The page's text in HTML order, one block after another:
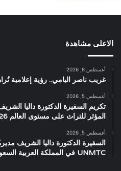
الاعلى مشاهدة
أغسطس 8, 2026
غريب ناصر اليامي.. رؤية إعلامية
أغسطس 5, 2026
تكريم السفيرة الدكتورة داليا
المؤثر للتراث على مستوى العالم 2026”
أغسطس 5, 2026
السفيرة الدكتورة داليا الشريف
UNMTC في المملكة العربية السعودية